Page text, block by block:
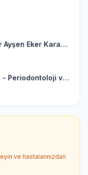
Adana Ortodonti Uzmanı, Dr Ayşen Eker Karakulak Ortodonti ve
Dr. Dt. Seren Sürmeli Baran - Periodontoloji ve İmplantoloji Uzmanı
ve hastalarınızdan